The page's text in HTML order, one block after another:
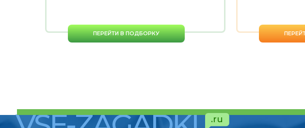
ПЕРЕЙТИ В ПОДБОРКУ
.ru